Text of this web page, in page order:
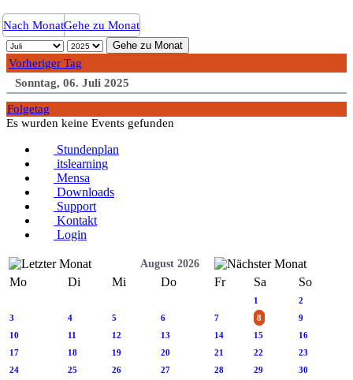
Nach MonatGehe zu Monat
Gehe zu Monat
Vorheriger Tag
Sonntag, 06. Juli 2025
Folgetag
Es wurden keine Events gefunden
Stundenplan
itslearning
Mensa
Downloads
Support
Kontakt
Login
August 2026
Mo Di Mi Do Fr Sa So
1
2
3
4 5 6 7 8
9
10
11 12 13 14 15
16
17
18 19 20 21 22
23
24
25 26 27 28 29
30